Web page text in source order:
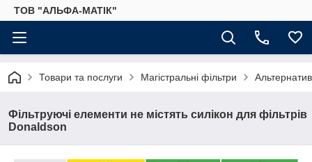
ТОВ "АЛЬФА-МАТІК"
Товари та послуги Магістральні фільтри
Фільтруючі елементи не містять силікон для фільтрів
Donaldson